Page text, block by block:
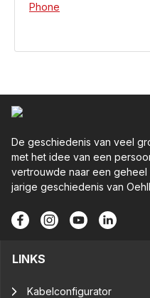
Phone
De geschiedenis van veel
met het idee van een
vertrouwde naar een
jarige geschiedenis van
LINKS
Kabelconfigurator